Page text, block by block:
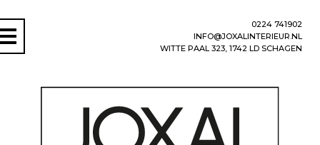
0224 741902
INFO@JOXALINTERIEUR.NL
WITTE PAAL 323, 1742 LD SCHAGEN